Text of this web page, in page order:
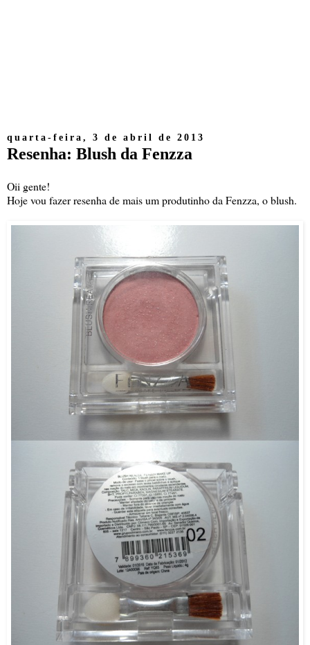
quarta-feira, 3 de abril de 2013
Resenha: Blush da Fenzza
Oii gente!
Hoje vou fazer resenha de mais um produtinho da Fenzza, o blush.